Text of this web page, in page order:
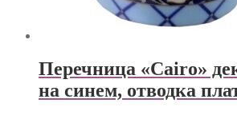
Перечница «Cairo»
на синем, отводка